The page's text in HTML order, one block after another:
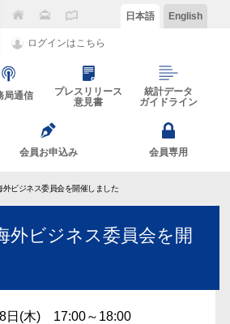
ログインはこちら
日本語 English
局通信
プレスリリース
意見書
統計データ
ガイドライン
会員お申込み 会員専用
外ビジネス委員会を開催しました
外ビジネス委員会を開
日(木) 17:00～18:00